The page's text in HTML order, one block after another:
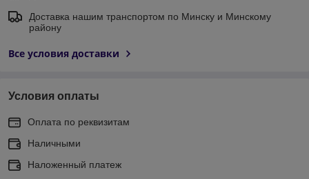
Доставка нашим транспортом по Минску и Минскому
району
Все условия доставки
Условия оплаты
Оплата по реквизитам
Наличными
Наложенный платеж